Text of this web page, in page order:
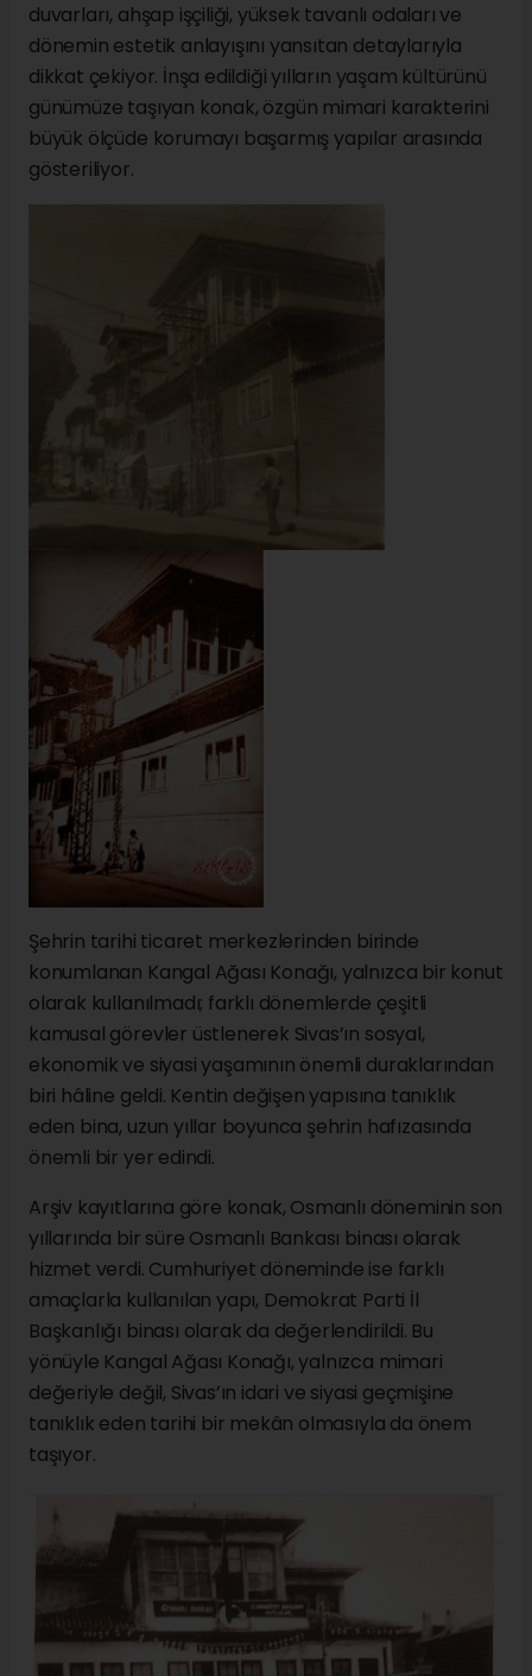
duvarları, ahşap işçiliği, yüksek tavanlı odaları ve
dönemin estetik anlayışını yansıtan detaylarıyla
dikkat çekiyor. İnşa edildiği yılların yaşam kültürünü
günümüze taşıyan konak, özgün mimari karakterini
büyük ölçüde korumayı başarmış yapılar arasında
gösteriliyor.
Şehrin tarihi ticaret merkezlerinden birinde
konumlanan Kangal Ağası Konağı, yalnızca bir konut
olarak kullanılmadı; farklı dönemlerde çeşitli
kamusal görevler üstlenerek Sivas’ın sosyal,
ekonomik ve siyasi yaşamının önemli duraklarından
biri hâline geldi. Kentin değişen yapısına tanıklık
eden bina, uzun yıllar boyunca şehrin hafızasında
önemli bir yer edindi.
Arşiv kayıtlarına göre konak, Osmanlı döneminin son
yıllarında bir süre Osmanlı Bankası binası olarak
hizmet verdi. Cumhuriyet döneminde ise farklı
amaçlarla kullanılan yapı, Demokrat Parti İl
Başkanlığı binası olarak da değerlendirildi. Bu
yönüyle Kangal Ağası Konağı, yalnızca mimari
değeriyle değil, Sivas’ın idari ve siyasi geçmişine
tanıklık eden tarihi bir mekân olmasıyla da önem
taşıyor.